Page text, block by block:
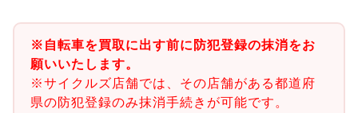
※自転車を買取に出す前に防犯登録の抹消をお
願いいたします。
※サイクルズ店舗では、その店舗がある都道府
県の防犯登録のみ抹消手続きが可能です。